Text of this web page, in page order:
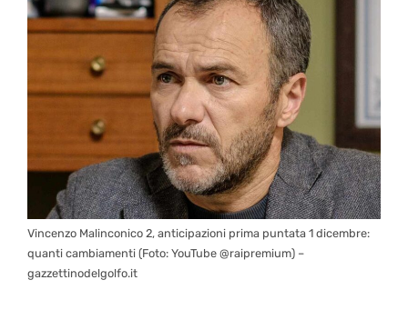
Vincenzo Malinconico 2, anticipazioni prima puntata 1 dicembre:
quanti cambiamenti (Foto: YouTube @raipremium) –
gazzettinodelgolfo.it